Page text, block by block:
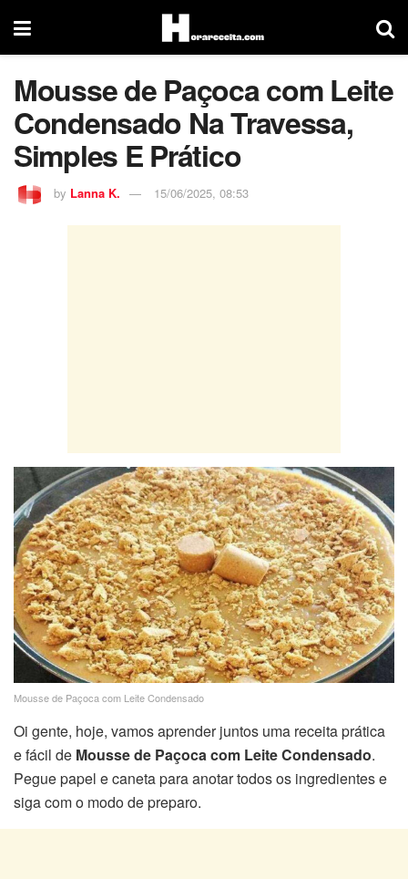
Mousse de Paçoca com Leite
Condensado Na Travessa,
Simples E Prático
by Lanna K. 15/06/2025, 08:53
Mousse de Paçoca com Leite Condensado
Oi gente, hoje, vamos aprender juntos uma receita prática
e fácil de Mousse de Paçoca com Leite Condensado.
Pegue papel e caneta para anotar todos os ingredientes e
siga com o modo de preparo.